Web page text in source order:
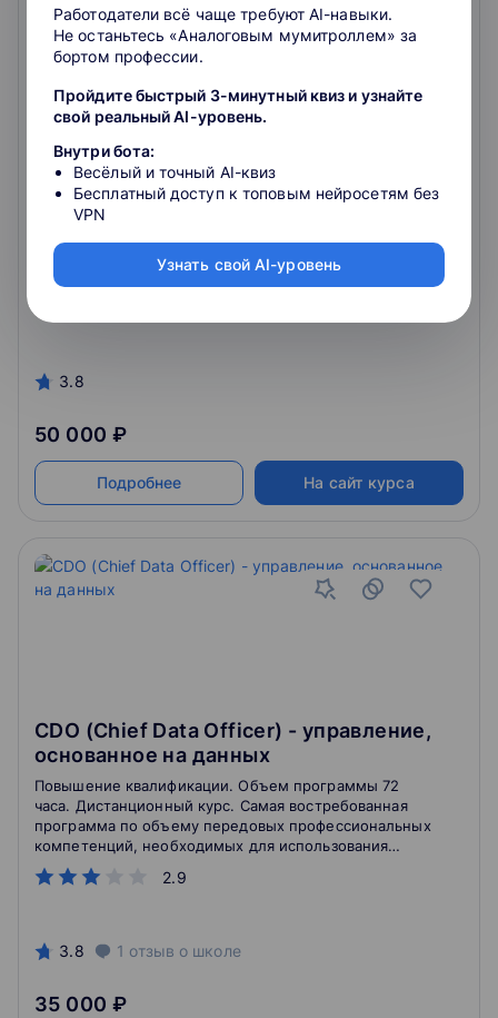
Алгоритмы и структуры данных
2.9
Повышение квалификации. В курсе вы изучите
основные подходы к решению практических задач на
примере классических алгоритмов и структур
3.8
50 000 ₽
Подробнее На сайт курса
CDO (Chief Data Officer) - управление,
основанное на данных
2.9
Повышение квалификации. Объем программы 72
часа. Дистанционный курс. Самая востребованная
программа по объему передовых профессиональных
компетенций, необходимых для использования
технологий и методов сбора и анализа больших
массивов данных (Big Data) для создания нового или
3.8 1 отзыв о школе
35 000 ₽
Работодатели всё чаще требуют AI-навыки.
Не останьтесь «Аналоговым мумитроллем» за
бортом профессии.
Пройдите быстрый 3-минутный квиз и узнайте
свой реальный AI-уровень.
Внутри бота:
Весёлый и точный AI-квиз
Бесплатный доступ к топовым нейросетям без
VPN
Узнать свой AI-уровень